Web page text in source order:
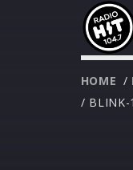
HOME /
/ BLINK-